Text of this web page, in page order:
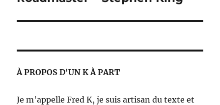
À PROPOS D'UN K À PART
Je m'appelle Fred K, je suis artisan du texte et